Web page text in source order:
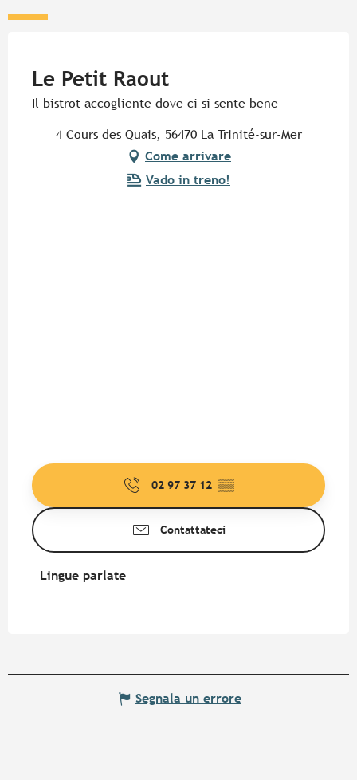
Le Petit Raout
Il bistrot accogliente dove ci si sente bene
4 Cours des Quais, 56470 La Trinité-sur-Mer
Come arrivare
Vado in treno!
02 97 37 12 ▒▒
Contattateci
Lingue parlate
Lingue parlate
Segnala un errore